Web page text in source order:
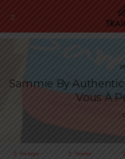
Sammie By
Vous À
Partager Tweeter